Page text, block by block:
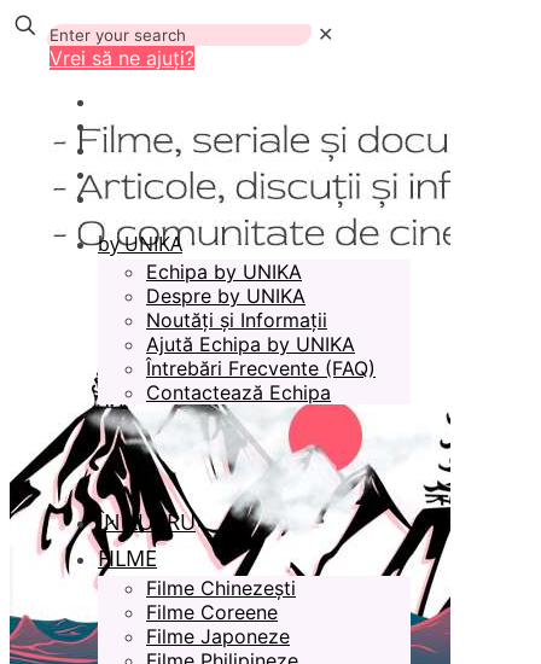
✕
Vrei să ne ajuți?
by UNIKA
Echipa by UNIKA
Despre by UNIKA
Noutăți și Informații
Ajută Echipa by UNIKA
Întrebări Frecvente (FAQ)
Contactează Echipa
ÎN LUCRU
FILME
Filme Chinezești
Filme Coreene
Filme Japoneze